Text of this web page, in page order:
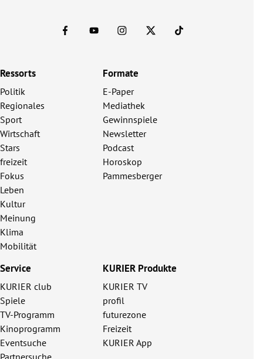
Ressorts
Politik
Regionales
Sport
Wirtschaft
Stars
freizeit
Fokus
Leben
Kultur
Meinung
Klima
Mobilität
Formate
E-Paper
Mediathek
Gewinnspiele
Newsletter
Podcast
Horoskop
Pammesberger
Service
KURIER club
Spiele
TV-Programm
Kinoprogramm
Eventsuche
Partnersuche
KURIER Produkte
KURIER TV
profil
futurezone
Freizeit
KURIER App